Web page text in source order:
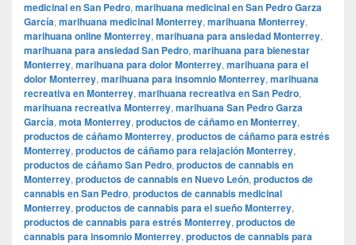
medicinal en San Pedro, marihuana medicinal en San Pedro Garza
García, marihuana medicinal Monterrey, marihuana Monterrey,
marihuana online Monterrey, marihuana para ansiedad Monterrey,
marihuana para ansiedad San Pedro, marihuana para bienestar
Monterrey, marihuana para dolor Monterrey, marihuana para el
dolor Monterrey, marihuana para insomnio Monterrey, marihuana
recreativa en Monterrey, marihuana recreativa en San Pedro,
marihuana recreativa Monterrey, marihuana San Pedro Garza
García, mota Monterrey, productos de cáñamo en Monterrey,
productos de cáñamo Monterrey, productos de cáñamo para estrés
Monterrey, productos de cáñamo para relajación Monterrey,
productos de cáñamo San Pedro, productos de cannabis en
Monterrey, productos de cannabis en Nuevo León, productos de
cannabis en San Pedro, productos de cannabis medicinal
Monterrey, productos de cannabis para el sueño Monterrey,
productos de cannabis para estrés Monterrey, productos de
cannabis para insomnio Monterrey, productos de cannabis para